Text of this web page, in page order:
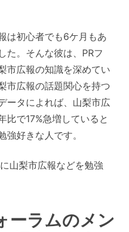
は初心者でも6ケ月もあ
た。そんな彼は、PRフ
市広報の知識を深めてい
市広報の話題関心を持つ
ータによれば、山梨市広
比で17%急増していると
好きな人です。
山梨市広報などを勉強
ーラムのメン